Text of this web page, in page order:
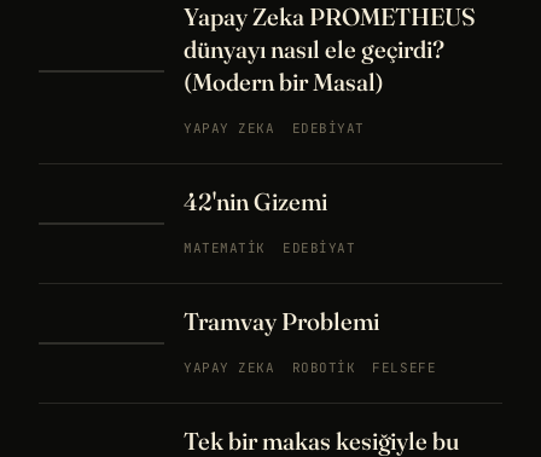
Yapay Zeka PROMETHEUS
dünyayı nasıl ele geçirdi?
(Modern bir Masal)
YAPAY ZEKA EDEBIYAT
42'nin Gizemi
MATEMATIK EDEBIYAT
Tramvay Problemi
YAPAY ZEKA ROBOTIK FELSEFE
Tek bir makas kesiğiyle bu